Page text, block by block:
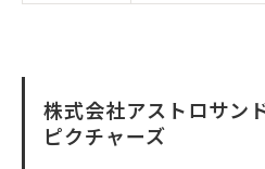
株式会社アストロサン
ピクチャーズ